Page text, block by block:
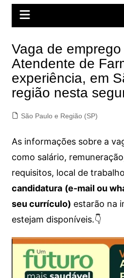
Vaga de
Atendente de
experiência, em
região nesta
São Paulo e Região (SP)
As informações sobre a
como salário,
requisitos, local de
candidatura (e-mail ou
seu currículo) estarão na
estejam disponíveis.👇